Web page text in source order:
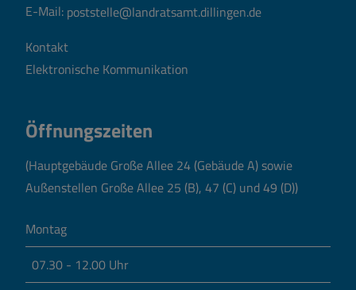
E-Mail: poststelle@landratsamt.dillingen.de
Kontakt
Elektronische Kommunikation
Öffnungszeiten
(Hauptgebäude Große Allee 24 (Gebäude A) sowie
Außenstellen Große Allee 25 (B), 47 (C) und 49 (D))
Montag
07.30 - 12.00 Uhr